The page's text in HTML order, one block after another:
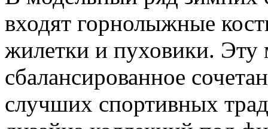
входят горнолыжные
жилетки и пуховики. Эту
сбалансированное
случших спортивных